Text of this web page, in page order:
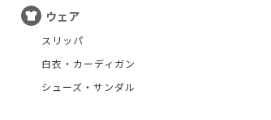
ウェア
スリッパ
白衣・カーディガン
シューズ・サンダル